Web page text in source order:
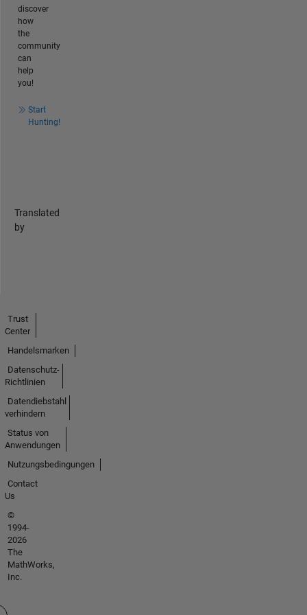
discover
how
the
community
can
help
you!
Start
Hunting!
Translated
by
Trust
Center
Handelsmarken
Datenschutz-
Richtlinien
Datendiebstahl
verhindern
Status von
Anwendungen
Nutzungsbedingungen
Contact
Us
©
1994-
2026
The
MathWorks,
Inc.